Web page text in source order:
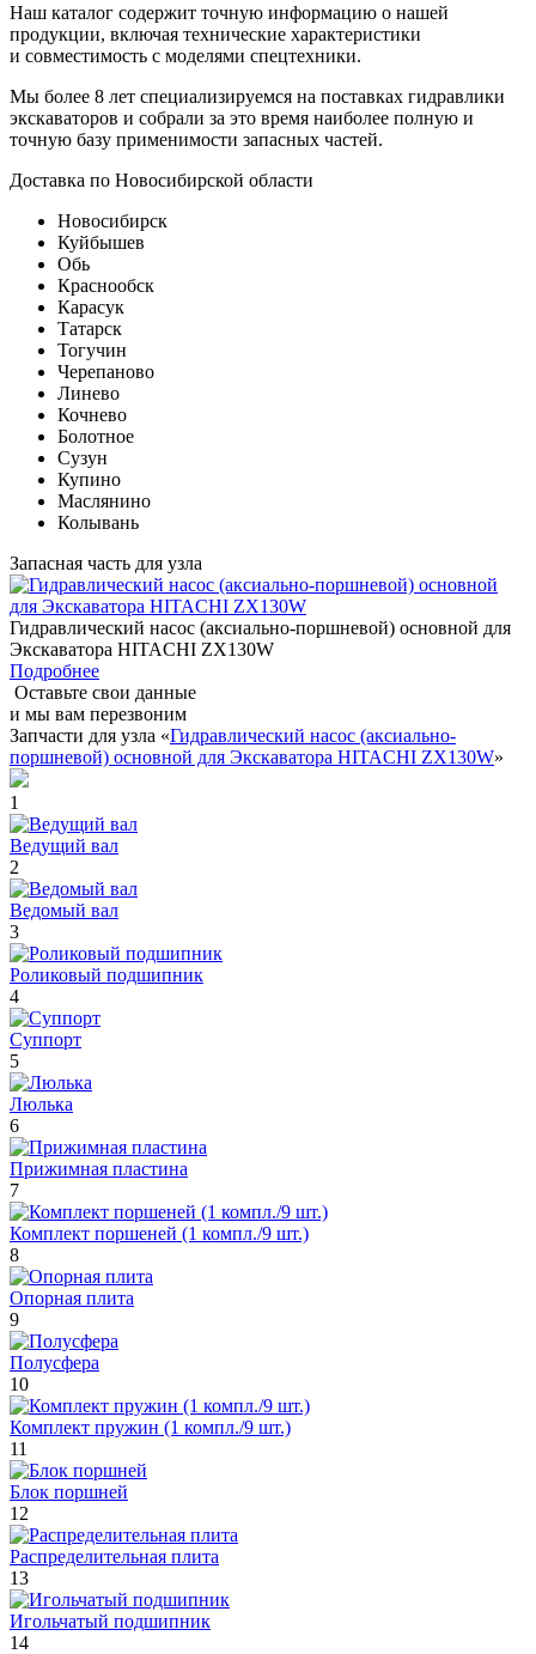
Наш каталог содержит точную информацию о нашей
продукции, включая технические характеристики
и совместимость с моделями спецтехники.
Мы более 8 лет специализируемся на поставках гидравлики
экскаваторов и собрали за это время наиболее полную и
точную базу применимости запасных частей.
Доставка по Новосибирской области
Новосибирск
Куйбышев
Обь
Краснообск
Карасук
Татарск
Тогучин
Черепаново
Линево
Кочнево
Болотное
Сузун
Купино
Маслянино
Колывань
Запасная часть для узла
Гидравлический насос (аксиально-поршневой) основной для
Экскаватора HITACHI ZX130W
Подробнее
Оставьте свои данные
и мы вам перезвоним
Запчасти для узла «Гидравлический насос (аксиально-
поршневой) основной для Экскаватора HITACHI ZX130W»
1
Ведущий вал
2
Ведомый вал
3
Роликовый подшипник
4
Суппорт
5
Люлька
6
Прижимная пластина
7
Комплект поршеней (1 компл./9 шт.)
8
Опорная плита
9
Полусфера
10
Комплект пружин (1 компл./9 шт.)
11
Блок поршней
12
Распределительная плита
13
Игольчатый подшипник
14